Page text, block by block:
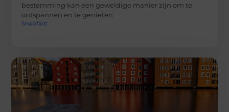
bestemming kan een geweldige manier zijn om te
ontspannen en te genieten
Snapfact